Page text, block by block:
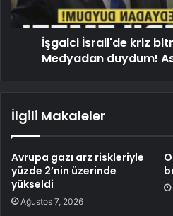
İşgalci İsrail'de kriz
Medyadan duydum!
İlgili Makaleler
Avrupa gazı arz riskleriyle
yüzde 2’nin üzerinde
yükseldi
Ağustos 7, 2026